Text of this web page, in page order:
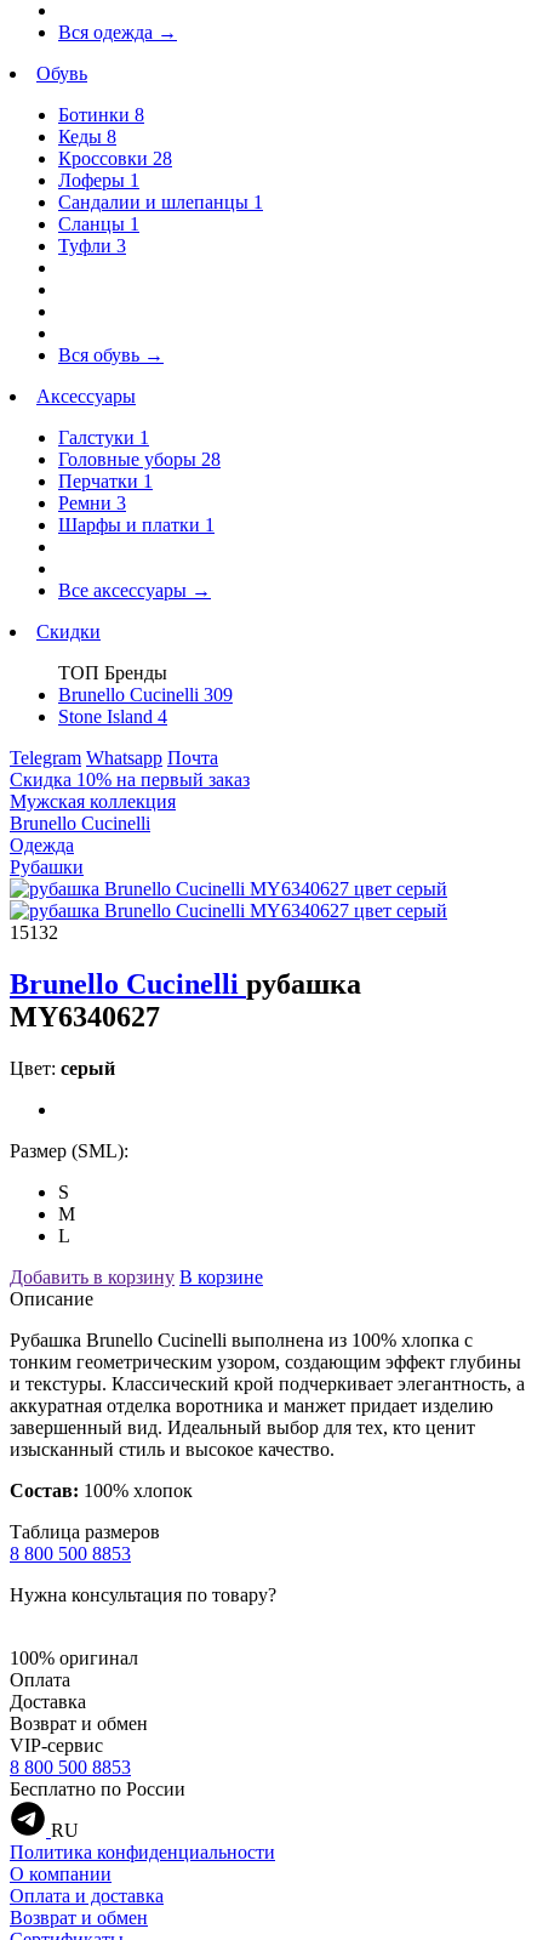
Вся одежда →
Обувь
Ботинки 8
Кеды 8
Кроссовки 28
Лоферы 1
Сандалии и шлепанцы 1
Сланцы 1
Туфли 3
Вся обувь →
Аксессуары
Галстуки 1
Головные уборы 28
Перчатки 1
Ремни 3
Шарфы и платки 1
Все аксессуары →
Скидки
ТОП Бренды
Brunello Cucinelli 309
Stone Island 4
Telegram Whatsapp Почта
Скидка 10% на первый заказ
Мужская коллекция
Brunello Cucinelli
Одежда
Рубашки
15132
Brunello Cucinelli рубашка
MY6340627
Цвет: серый
Размер (SML):
S
M
L
Добавить в корзину В корзине
Описание
Рубашка Brunello Cucinelli выполнена из 100% хлопка с
тонким геометрическим узором, создающим эффект глубины
и текстуры. Классический крой подчеркивает элегантность, а
аккуратная отделка воротника и манжет придает изделию
завершенный вид. Идеальный выбор для тех, кто ценит
изысканный стиль и высокое качество.
Состав: 100% хлопок
Таблица размеров
8 800 500 8853
Нужна консультация по товару?
100% оригинал
Оплата
Доставка
Возврат и обмен
VIP-сервис
8 800 500 8853
Бесплатно по России
RU
Политика конфиденциальности
О компании
Оплата и доставка
Возврат и обмен